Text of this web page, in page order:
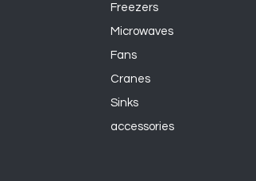
Freezers
Microwaves
Fans
Cranes
Sinks
accessories